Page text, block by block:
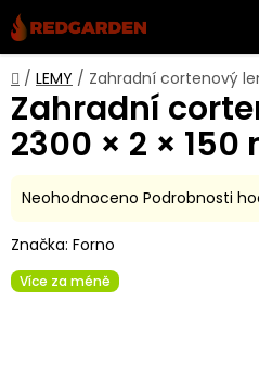
Přejít
na
obsah
Domů
/ LEMY / Zahradní cortenový
Zahradní
2300 × 2 × 150
Průměrné
produktu
je
0,0
Neohodnoceno Podrobnosti
Značka: Forno
Více za méně